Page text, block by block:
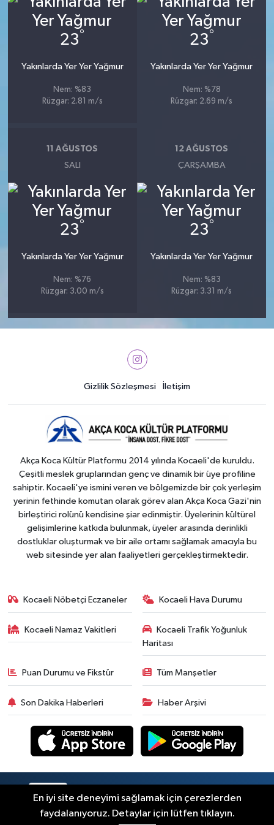
23°
Yakınlarda Yer Yer Yağmur
Nem: %83
Rüzgar: 2.81 m/s
23°
Yakınlarda Yer Yer Yağmur
Nem: %78
Rüzgar: 2.69 m/s
11 AĞUSTOS
SALI
23°
Yakınlarda Yer Yer Yağmur
Nem: %76
Rüzgar: 3.00 m/s
12 AĞUSTOS
ÇARŞAMBA
23°
Yakınlarda Yer Yer Yağmur
Nem: %83
Rüzgar: 3.31 m/s
Gizlilik Sözleşmesi İletişim
Akça Koca Kültür Platformu 2014 yılında Kocaeli'de kuruldu.
Çeşitli meslek gruplarından genç ve dinamik bir üye profiline
sahiptir. Kocaeli'ye ismini veren ve bölgemizde bir çok yerleşim
yerinin fethinde komutan olarak görev alan Akça Koca Gazi'nin
birleştirici rolünü kendisine şiar edinmiştir. Üyelerinin kültürel
gelişimlerine katkıda bulunmak, üyeler arasında derinlikli
dostluklar oluşturmak ve bir aile ortamı sağlamak amacıyla bu
web sitesinde yer alan faaliyetleri gerçekleştirmektedir.
Kocaeli Nöbetçi Eczaneler Kocaeli Hava Durumu
Kocaeli Namaz Vakitleri
Kocaeli Trafik Yoğunluk
Haritası
Puan Durumu ve Fikstür Tüm Manşetler
Son Dakika Haberleri Haber Arşivi
En iyi site deneyimi sağlamak için çerezlerden
faydalanıyoruz. Detaylar için lütfen tıklayın.